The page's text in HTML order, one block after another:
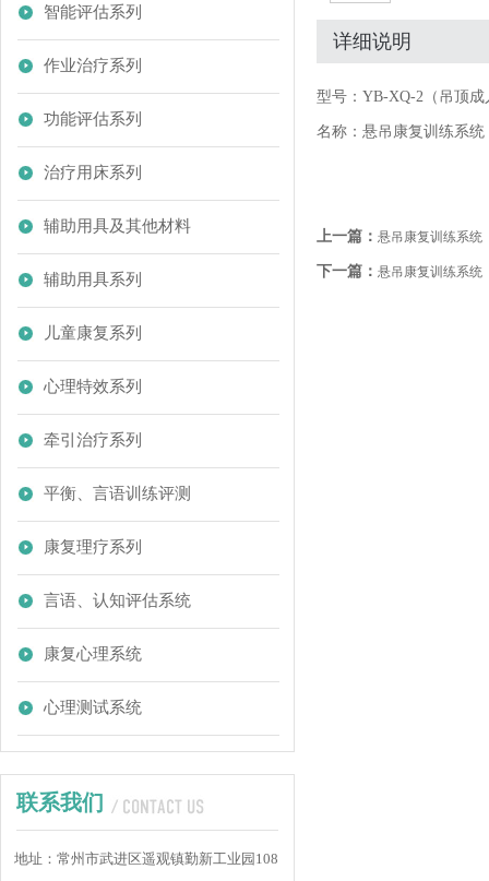
智能评估系列
作业治疗系列
功能评估系列
治疗用床系列
辅助用具及其他材料
辅助用具系列
儿童康复系列
心理特效系列
牵引治疗系列
平衡、言语训练评测
康复理疗系列
言语、认知评估系统
康复心理系统
心理测试系统
联系我们
地址：常州市武进区遥观镇勤新工业园108
详细说明
型号：YB-XQ-2（吊顶成
名称：悬吊康复训练系
上一篇： 悬吊康复训练系统
下一篇： 悬吊康复训练系统